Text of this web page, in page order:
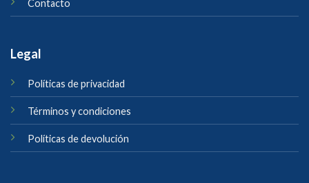
Contacto
Legal
Políticas de privacidad
Términos y condiciones
Políticas de devolución